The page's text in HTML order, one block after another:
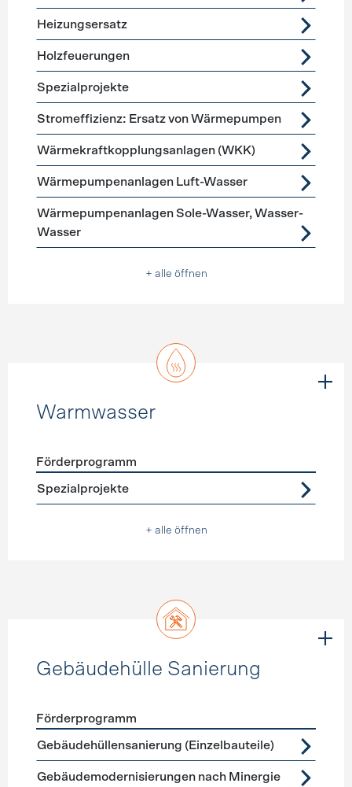
Heizungsersatz
Holzfeuerungen
Spezialprojekte
Stromeffizienz: Ersatz von Wärmepumpen
Wärmekraftkopplungsanlagen (WKK)
Wärmepumpenanlagen Luft-Wasser
Wärmepumpenanlagen Sole-Wasser, Wasser-
Wasser
+ alle öffnen
Warmwasser
Förderprogramme
Förderprogramm
Spezialprojekte
+ alle öffnen
Gebäudehülle Sanierung
Förderprogramme Gebäudehülle Sanierung
Förderprogramm
Gebäudehüllensanierung (Einzelbauteile)
Gebäudemodernisierungen nach Minergie